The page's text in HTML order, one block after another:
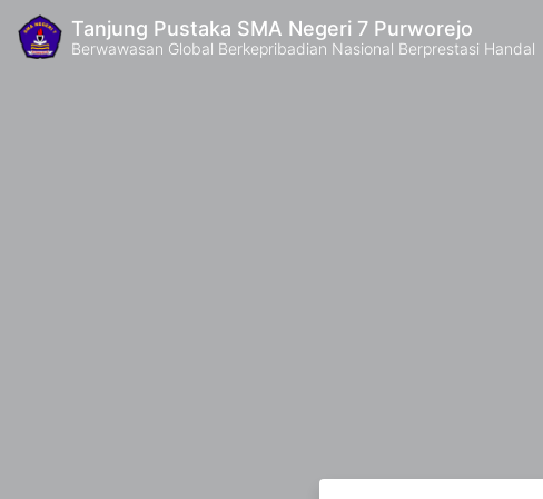
Tanjung Pustaka SMA Negeri 7 Purworejo
Berwawasan Global Berkepribadian Nasional Berprestasi Handal